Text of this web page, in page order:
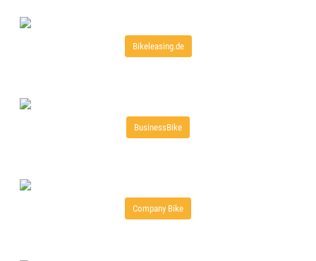
Bikeleasing.de
BusinessBike
Company Bike